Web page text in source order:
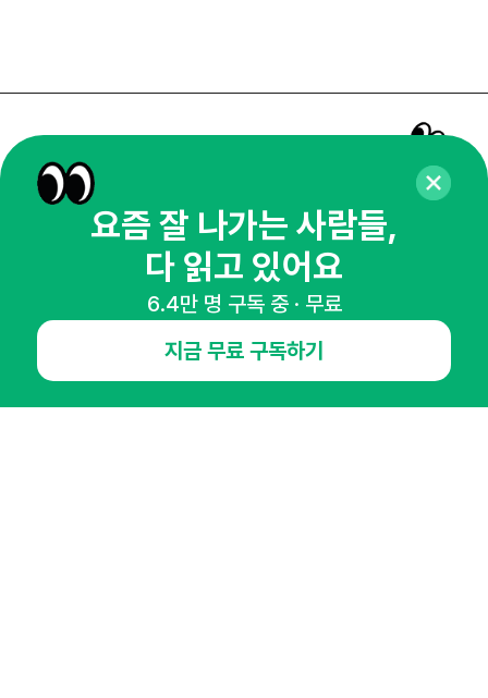
마케팅 감각을 깨워 드릴게요!
65,043명의 마케터를 성장시키는 뉴스레터
뉴스레터 구독하기
NHN AD
요즘 잘 나가는 사람들,
다 읽고 있어요
6.4만 명 구독 중 · 무료
지금 무료 구독하기